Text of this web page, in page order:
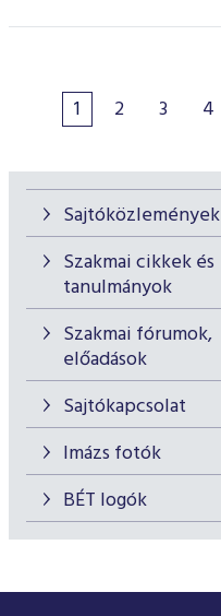
Sajtóközlemények
Szakmai cikkek és
tanulmányok
Szakmai fórumok,
előadások
Sajtókapcsolat
Imázs fotók
BÉT logók
1 2 3 4